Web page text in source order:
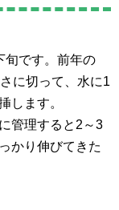
旬です。前年の
に切って、水に1
します。
管理すると2～3
かり伸びてきた